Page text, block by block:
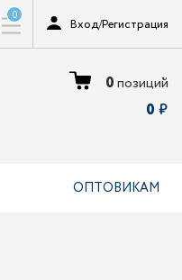
0
Вход/Регистрация
0позиций
0
ОПТОВИКАМ